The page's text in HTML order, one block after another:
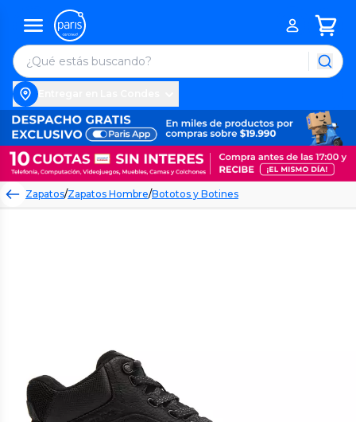
Zapatos/Zapatos Hombre/Bototos y Botines